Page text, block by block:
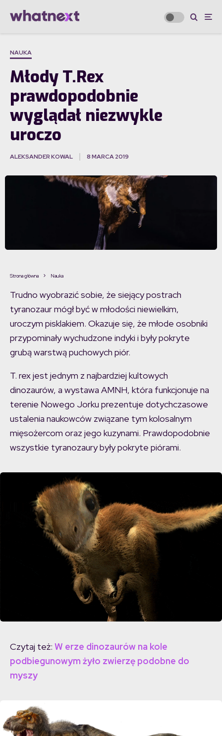
NAUKA
Młody T.Rex
prawdopodobnie
wyglądał niezwykle
uroczo
ALEKSANDER KOWAL 8 MARCA 2019
Strona główna Nauka
Trudno wyobrazić sobie, że siejący postrach
tyranozaur mógł być w młodości niewielkim,
uroczym pisklakiem. Okazuje się, że młode osobniki
przypominały wychudzone indyki i były pokryte
grubą warstwą puchowych piór.
T. rex jest jednym z najbardziej kultowych
dinozaurów, a wystawa AMNH, która funkcjonuje na
terenie Nowego Jorku prezentuje dotychczasowe
ustalenia naukowców związane tym kolosalnym
mięsożercom oraz jego kuzynami. Prawdopodobnie
wszystkie tyranozaury były pokryte piórami.
Czytaj też: W erze dinozaurów na kole
podbiegunowym żyło zwierzę podobne do
myszy